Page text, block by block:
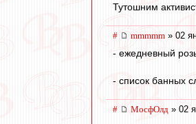
Тутошним
# mmmmm » 02
- ежедневный
- список банных
# МосфОлд » 02